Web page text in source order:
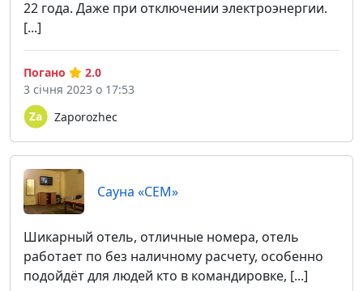
22 года. Даже при отключении электроэнергии.
[...]
Zaporozhec
Погано
2.0
3 січня 2023 о 17:53
Сауна «СЕМ»
Шикарный отель, отличные номера, отель
работает по без наличному расчету, особенно
подойдёт для людей кто в командировке, [...]